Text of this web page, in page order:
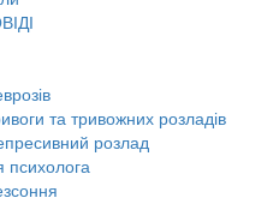
та тривожних розладів
розлад
психолога